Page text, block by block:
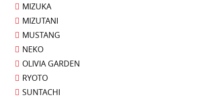
MIZUKA
MIZUTANI
MUSTANG
NEKO
OLIVIA GARDEN
RYOTO
SUNTACHI